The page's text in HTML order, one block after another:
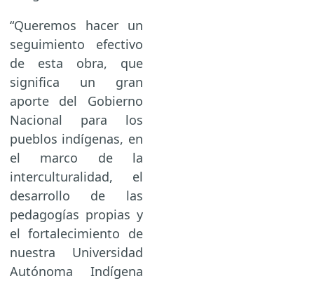
“Queremos hacer un
seguimiento efectivo
de esta obra, que
significa un gran
aporte del Gobierno
Nacional para los
pueblos indígenas, en
el marco de la
interculturalidad, el
desarrollo de las
pedagogías propias y
el fortalecimiento de
nuestra Universidad
Autónoma Indígena